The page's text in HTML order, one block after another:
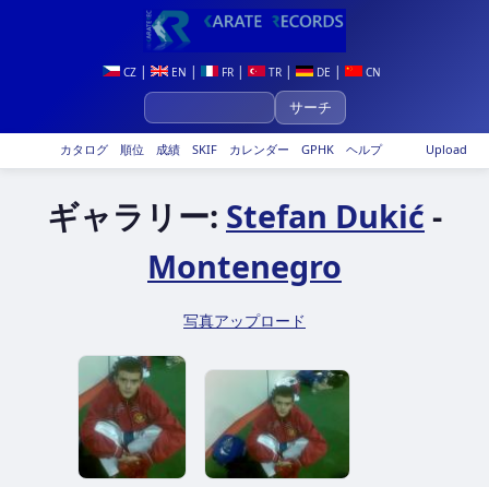
CZ| EN | FR| TR| DE | CN
Upload
カタログ 順位 成績 SKIF カレンダー GPHK ヘルプ
ギャラリー: Stefan Dukić -
Montenegro
写真アップロード